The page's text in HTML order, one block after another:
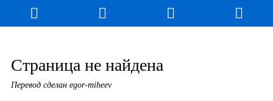
Страница не найдена
Перевод сделан egor-miheev